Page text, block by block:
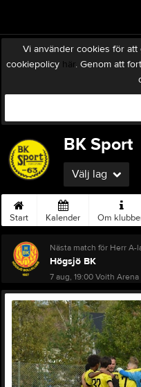
Vi använder cookies för
cookiepolicy här. Genom att
BK Sport
Välj lag
Start Kalender Om
Nästa match för Herr A-
Högsjö BK
7 aug, 19:00Voith Arena